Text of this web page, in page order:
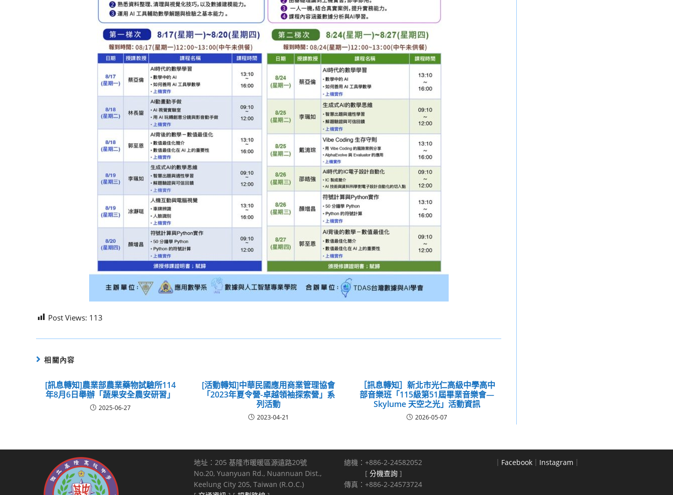
Post Views: 113
相關內容
[訊息轉知]農業部農業藥物試驗所114
年8月6日舉辦「蔬果安全農安研習」
2025-06-27
[活動轉知]中華民國應用商業管理協會
「2023年夏令營-卓越領袖探索營」系
列活動
2023-04-21
［訊息轉知］新北市光仁高級中學高中
部音樂班「115級第51屆畢業音樂會—
Skylume 天空之光」活動資訊
2026-05-07
地址：205 基隆市暖暖區源遠路20號
No.20, Yuanyuan Rd., Nuannuan Dist.,
Keelung City 205, Taiwan (R.O.C.)
總機：+886-2-24582052
[ 分機查詢 ]
傳真：+886-2-24573724
｜ Facebook ｜ Instagram ｜